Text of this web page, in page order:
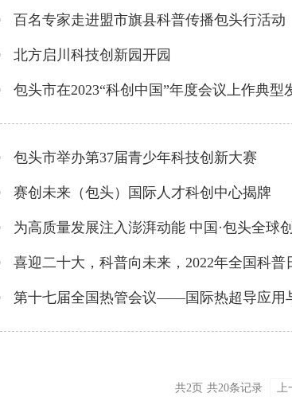
百名专家走进盟市旗县科普传播包头行活动
北方启川科技创新园开园
包头市在2023“科创中国”年度会议上作典型
包头市举办第37届青少年科技创新大赛
赛创未来（包头）国际人才科创中心揭牌
为高质量发展注入澎湃动能 中国·包头全球
喜迎二十大，科普向未来，2022年全国科普
第十七届全国热管会议——国际热超导应用
共2页 共20条记录 上